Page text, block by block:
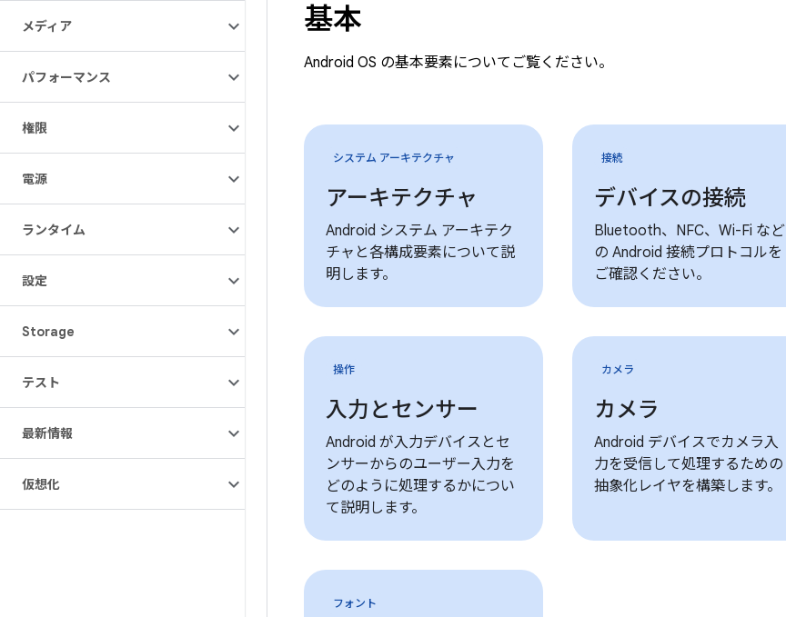
メディア
パフォーマンス
権限
電源
ランタイム
設定
Storage
テスト
最新情報
仮想化
基本
Android OS の基本要素についてご覧ください。
システム アーキテクチャ
アーキテクチャ
Android システム アーキテク
チャと各構成要素について説
明します。
接続
デバイスの接続
Bluetooth、NFC、Wi-Fi など
の Android 接続プロトコルを
ご確認ください。
操作
入力とセンサー
Android が入力デバイスとセ
ンサーからのユーザー入力を
どのように処理するかについ
て説明します。
カメラ
カメラ
Android デバイスでカメラ入
力を受信して処理するための
抽象化レイヤを構築します。
フォント